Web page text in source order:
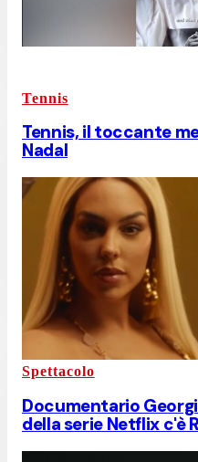
Tennis
Tennis, il toccante
Nadal
Spettacolo
Documentario
della serie Netflix c'è